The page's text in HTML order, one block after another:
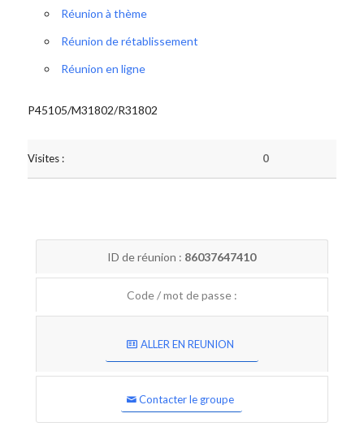
Réunion à thème
Réunion de rétablissement
Réunion en ligne
P45105/M31802/R31802
Visites : 0
ID de réunion : 86037647410
Code / mot de passe :
ALLER EN REUNION
Contacter le groupe